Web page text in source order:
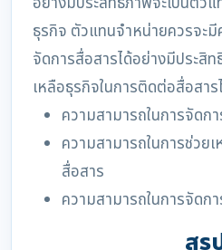
ธุรกิจ ตัวแทนจำหน่ายควรจะมี
จัดการสื่อสารได้อย่างมีประสิ
เหลือธุรกิจในการติดต่อสื่อสา
ความสามารถในการจัดก
ความสามารถในการช่วย
สื่อสาร
ความสามารถในการจัดก
สรุ